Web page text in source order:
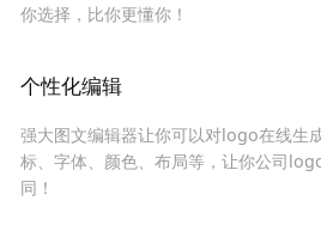
你选择，比你更懂你！
个性化编辑
强大图文编辑器让你可以对logo在线生
标、字体、颜色、布局等，让你公司
同！